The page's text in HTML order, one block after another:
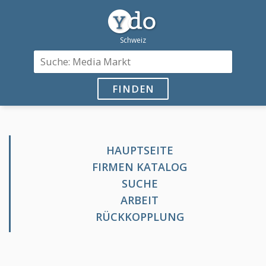
FINDEN
HAUPTSEITE
FIRMEN KATALOG
SUCHE
ARBEIT
RÜCKKOPPLUNG